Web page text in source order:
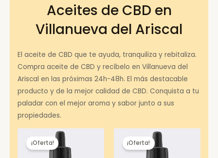
Aceites de CBD en
Villanueva del Ariscal
El aceite de CBD que te ayuda, tranquiliza y rebitaliza.
Compra aceite de CBD y recíbelo en Villanueva del
Ariscal en las próximas 24h-48h. El más destacable
producto y de la mejor calidad de CBD. Conquista a tu
paladar con el mejor aroma y sabor junto a sus
propiedades.
¡Oferta! ¡Oferta!